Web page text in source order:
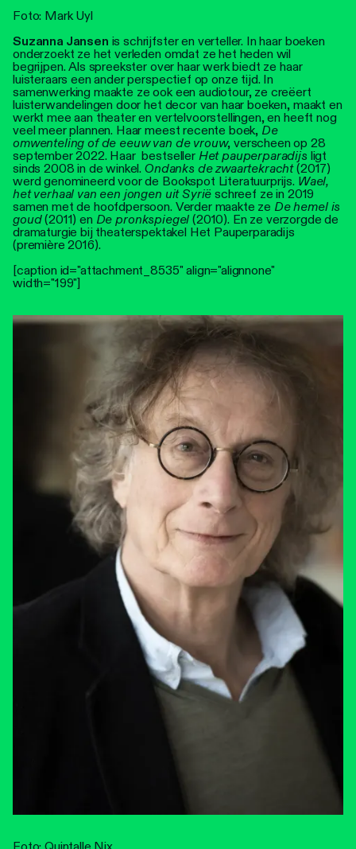
Foto: Mark Uyl
Suzanna Jansen is schrijfster en verteller. In haar boeken
onderzoekt ze het verleden omdat ze het heden wil
begrijpen. Als spreekster over haar werk biedt ze haar
luisteraars een ander perspectief op onze tijd. In
samenwerking maakte ze ook een audiotour, ze creëert
luisterwandelingen door het decor van haar boeken, maakt en
werkt mee aan theater en vertelvoorstellingen, en heeft nog
veel meer plannen. Haar meest recente boek, De
omwenteling of de eeuw van de vrouw, verscheen op 28
september 2022. Haar bestseller Het pauperparadijs ligt
sinds 2008 in de winkel. Ondanks de zwaartekracht(2017)
werd genomineerd voor de Bookspot Literatuurprijs. Wael,
het verhaal van een jongen uit Syrië schreef ze in 2019
samen met de hoofdpersoon. Verder maakte ze De hemel is
goud(2011) en De pronkspiegel (2010). En ze verzorgde de
dramaturgie bij theaterspektakel Het Pauperparadijs
(première 2016).
[caption id="attachment_8535" align="alignnone"
width="199"]